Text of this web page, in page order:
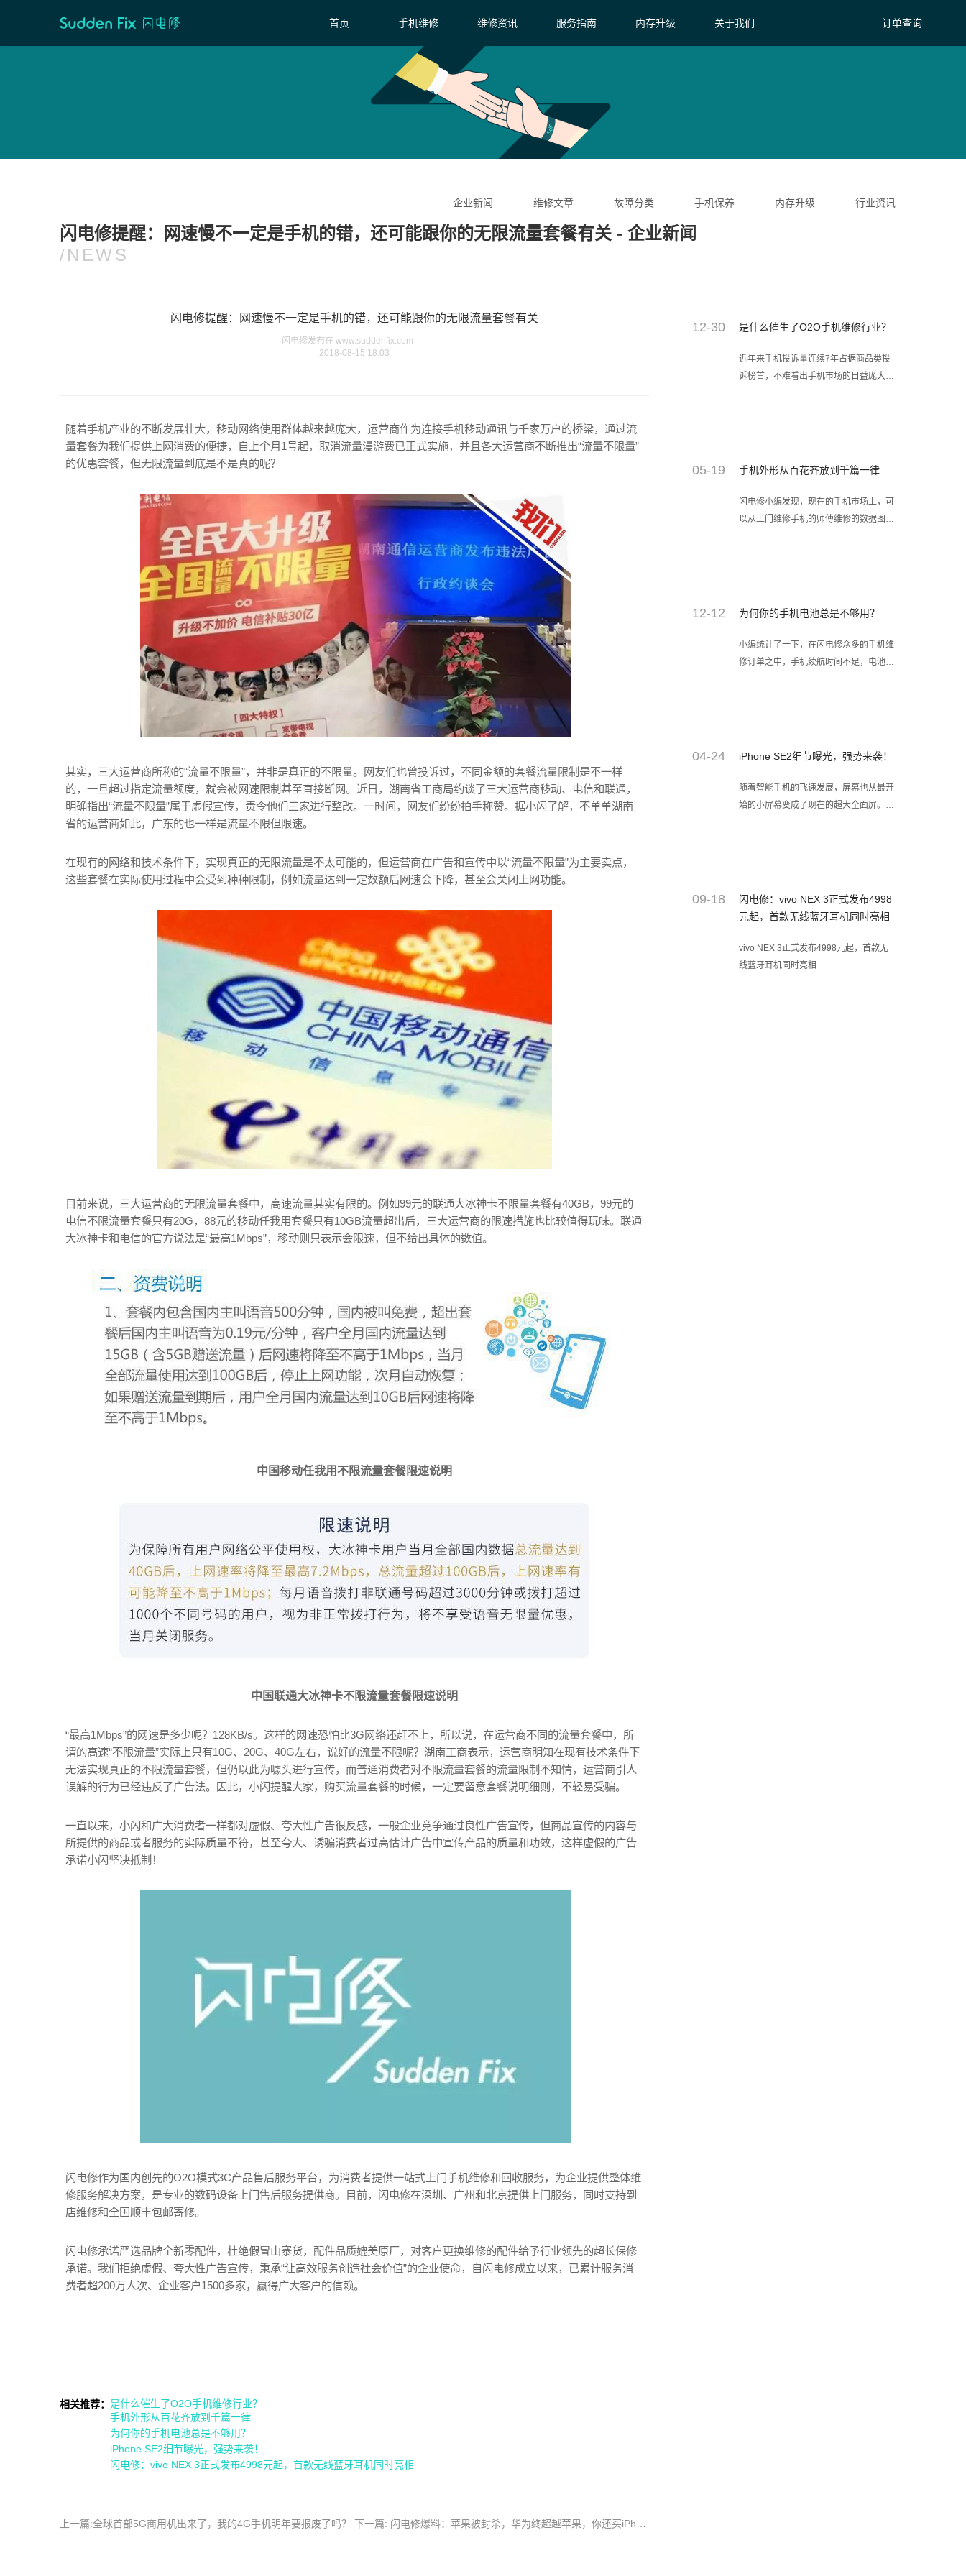
首页 手机维修 维修资讯 服务指南 内存升级 关于我们 订单查询
首页/维修资讯
企业新闻 维修文章 故障分类 手机保养 内存升级 行业资讯
闪电修提醒：网速慢不一定是手机的错，还可能跟你的无限流量套餐有关 - 企业新闻
/NEWS
闪电修提醒：网速慢不一定是手机的错，还可能跟你的无限流量套餐有关
闪电修发布在 www.suddenfix.com
2018-08-15 18:03
随着手机产业的不断发展壮大，移动网络使用群体越来越庞大，运营商作为连接手机移动通讯与千家万户的桥梁，通过流
量套餐为我们提供上网消费的便捷，自上个月1号起，取消流量漫游费已正式实施，并且各大运营商不断推出“流量不限量”
的优惠套餐，但无限流量到底是不是真的呢？
其实，三大运营商所称的“流量不限量”，并非是真正的不限量。网友们也曾投诉过，不同金额的套餐流量限制是不一样
的，一旦超过指定流量额度，就会被网速限制甚至直接断网。近日，湖南省工商局约谈了三大运营商移动、电信和联通，
明确指出“流量不限量”属于虚假宣传，责令他们三家进行整改。一时间，网友们纷纷拍手称赞。据小闪了解，不单单湖南
省的运营商如此，广东的也一样是流量不限但限速。
在现有的网络和技术条件下，实现真正的无限流量是不太可能的，但运营商在广告和宣传中以“流量不限量”为主要卖点，
这些套餐在实际使用过程中会受到种种限制，例如流量达到一定数额后网速会下降，甚至会关闭上网功能。
目前来说，三大运营商的无限流量套餐中，高速流量其实有限的。例如99元的联通大冰神卡不限量套餐有40GB，99元的
电信不限流量套餐只有20G，88元的移动任我用套餐只有10GB流量超出后，三大运营商的限速措施也比较值得玩味。联通
大冰神卡和电信的官方说法是“最高1Mbps”，移动则只表示会限速，但不给出具体的数值。
中国移动任我用不限流量套餐限速说明
中国联通大冰神卡不限流量套餐限速说明
“最高1Mbps”的网速是多少呢？128KB/s。这样的网速恐怕比3G网络还赶不上，所以说，在运营商不同的流量套餐中，所
谓的高速“不限流量”实际上只有10G、20G、40G左右，说好的流量不限呢？湖南工商表示，运营商明知在现有技术条件下
无法实现真正的不限流量套餐，但仍以此为噱头进行宣传，而普通消费者对不限流量套餐的流量限制不知情，运营商引人
误解的行为已经违反了广告法。因此，小闪提醒大家，购买流量套餐的时候，一定要留意套餐说明细则，不轻易受骗。
一直以来，小闪和广大消费者一样都对虚假、夸大性广告很反感，一般企业竞争通过良性广告宣传，但商品宣传的内容与
所提供的商品或者服务的实际质量不符，甚至夸大、诱骗消费者过高估计广告中宣传产品的质量和功效，这样虚假的广告
承诺小闪坚决抵制！
闪电修作为国内创先的O2O模式3C产品售后服务平台，为消费者提供一站式上门手机维修和回收服务，为企业提供整体维
修服务解决方案，是专业的数码设备上门售后服务提供商。目前，闪电修在深圳、广州和北京提供上门服务，同时支持到
店维修和全国顺丰包邮寄修。
闪电修承诺严选品牌全新零配件，杜绝假冒山寨货，配件品质媲美原厂，对客户更换维修的配件给予行业领先的超长保修
承诺。我们拒绝虚假、夸大性广告宣传，秉承“让高效服务创造社会价值”的企业使命，自闪电修成立以来，已累计服务消
费者超200万人次、企业客户1500多家，赢得广大客户的信赖。
相关推荐： 是什么催生了O2O手机维修行业？
手机外形从百花齐放到千篇一律
为何你的手机电池总是不够用？
iPhone SE2细节曝光，强势来袭！
闪电修：vivo NEX 3正式发布4998元起，首款无线蓝牙耳机同时亮相
上一篇:全球首部5G商用机出来了，我的4G手机明年要报废了吗？
12-30 是什么催生了O2O手机维修行业？
近年来手机投诉量连续7年占据商品类投
诉榜首，不难看出手机市场的日益庞大以
05-19 手机外形从百花齐放到千篇一律
闪电修小编发现，现在的手机市场上，可
以从上门维修手机的师傅维修的数据图片
12-12 为何你的手机电池总是不够用？
小编统计了一下，在闪电修众多的手机维
修订单之中，手机续航时间不足，电池不
04-24 iPhone SE2细节曝光，强势来袭！
随着智能手机的飞速发展，屏幕也从最开
始的小屏幕变成了现在的超大全面屏。苹
09-18
闪电修：vivo NEX 3正式发布4998
元起，首款无线蓝牙耳机同时亮相
vivo NEX 3正式发布4998元起，首款无
线蓝牙耳机同时亮相